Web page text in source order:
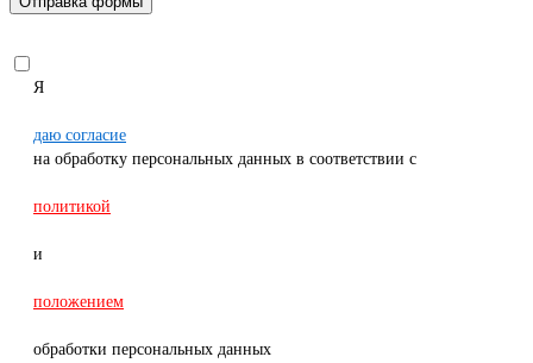
Я
даю согласие
на обработку персональных данных в соответствии с
политикой
и
положением
обработки персональных данных